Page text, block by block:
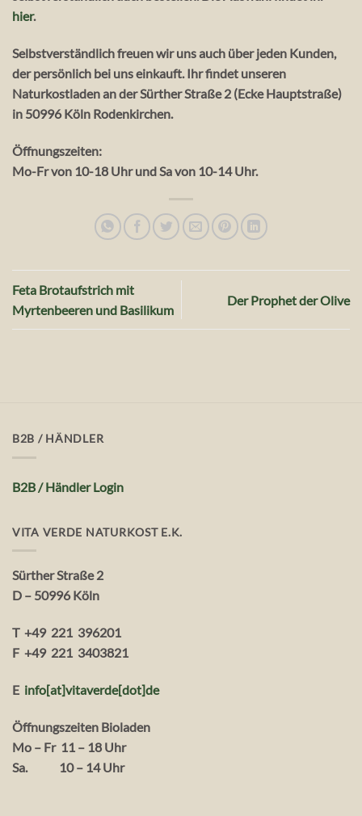
hier.
Selbstverständlich freuen wir uns auch über jeden Kunden,
der persönlich bei uns einkauft. Ihr findet unseren
Naturkostladen an der Sürther Straße 2 (Ecke Hauptstraße)
in 50996 Köln Rodenkirchen.
Öffnungszeiten:
Mo-Fr von 10-18 Uhr und Sa von 10-14 Uhr.
Feta Brotaufstrich mit
Myrtenbeeren und Basilikum
Der Prophet der Olive
B2B / HÄNDLER
B2B / Händler Login
VITA VERDE NATURKOST E.K.
Sürther Straße 2
D – 50996 Köln
T +49 221 396201
F +49 221 3403821
E info[at]vitaverde[dot]de
Öffnungszeiten Bioladen
Mo – Fr 11 – 18 Uhr
Sa. 10 – 14 Uhr